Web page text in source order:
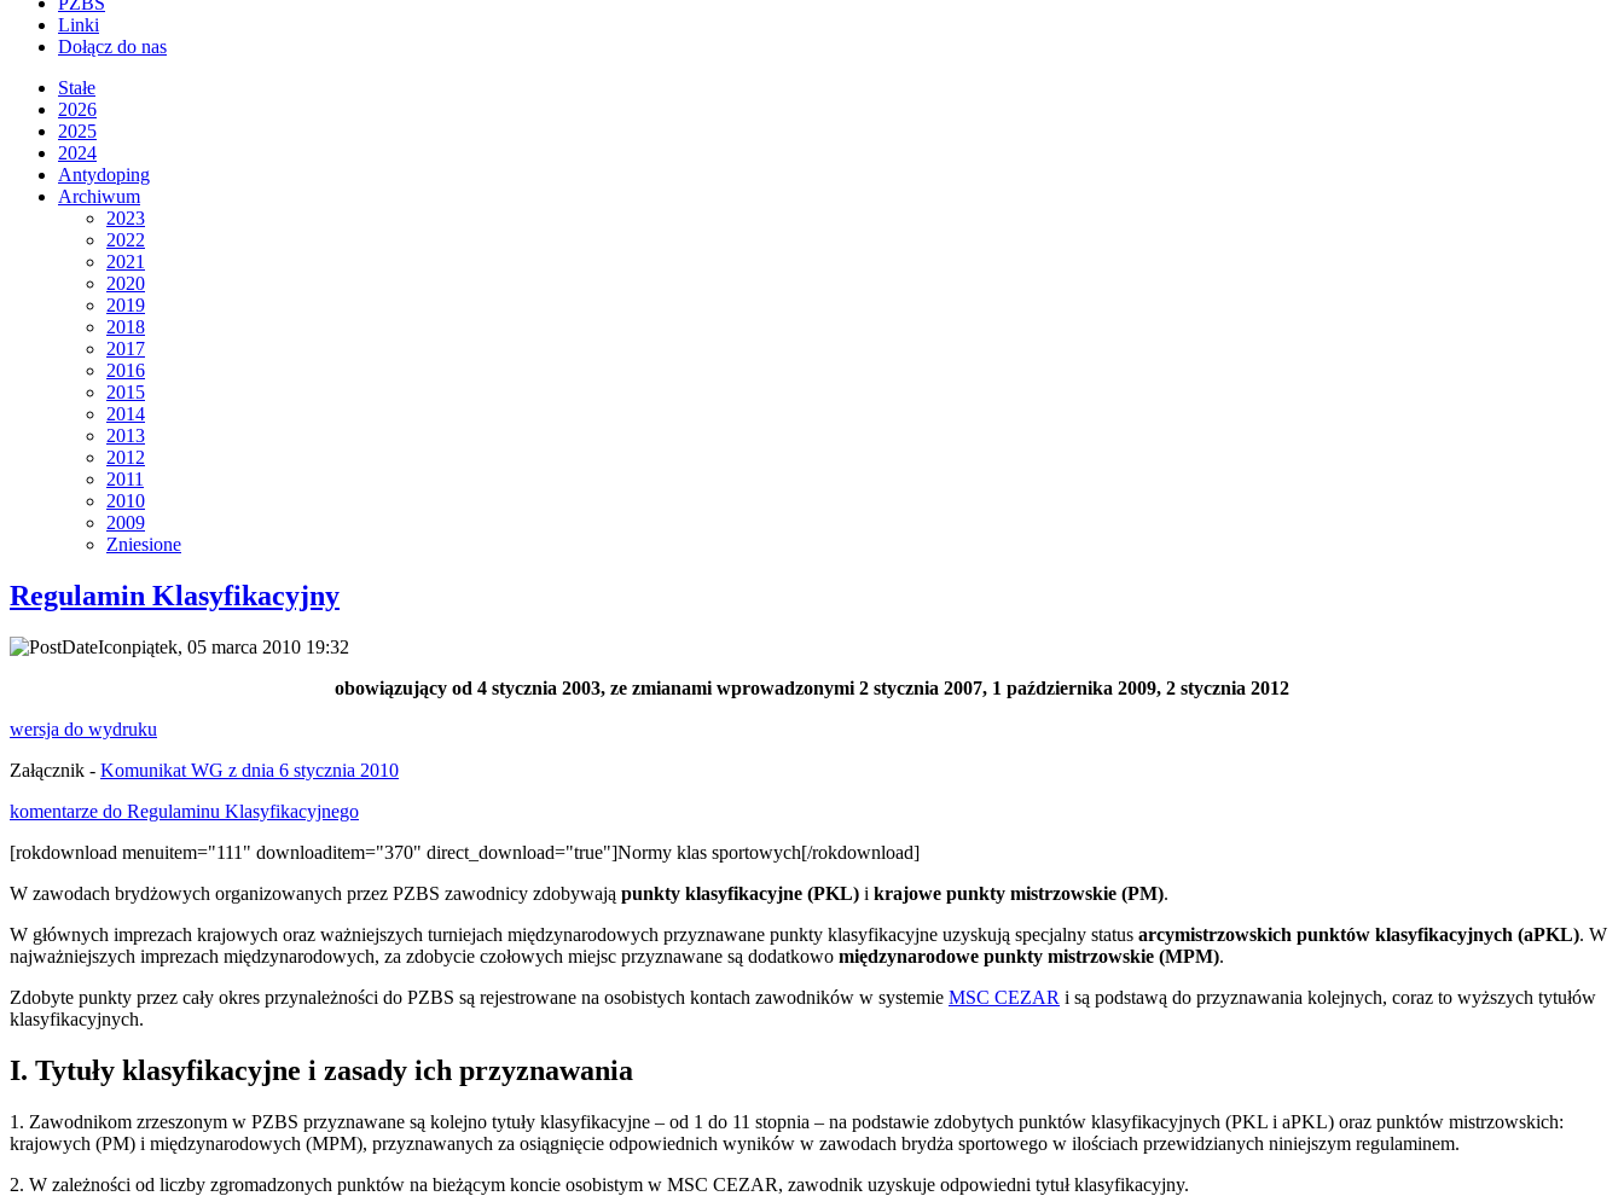
Linki
Dołącz do nas
Stałe
2026
2025
2024
Antydoping
Archiwum
2023
2022
2021
2020
2019
2018
2017
2016
2015
2014
2013
2012
2011
2010
2009
Zniesione
Regulamin Klasyfikacyjny
piątek, 05 marca 2010 19:32
obowiązujący od 4 stycznia 2003, ze zmianami wprowadzonymi 2 stycznia 2007, 1 października 2009, 2 stycznia 2012
wersja do wydruku
Załącznik - Komunikat WG z dnia 6 stycznia 2010
komentarze do Regulaminu Klasyfikacyjnego
[rokdownload menuitem="111" downloaditem="370" direct_download="true"]Normy klas sportowych[/rokdownload]
W zawodach brydżowych organizowanych przez PZBS zawodnicy zdobywają punkty klasyfikacyjne (PKL) i krajowe punkty mistrzowskie (PM).
W głównych imprezach krajowych oraz ważniejszych turniejach międzynarodowych przyznawane punkty klasyfikacyjne uzyskują specjalny status arcymistrzowskich punktów klasyfikacyjnych (aPKL). W
najważniejszych imprezach międzynarodowych, za zdobycie czołowych miejsc przyznawane są dodatkowo międzynarodowe punkty mistrzowskie (MPM).
Zdobyte punkty przez cały okres przynależności do PZBS są rejestrowane na osobistych kontach zawodników w systemie MSC CEZAR i są podstawą do przyznawania kolejnych, coraz to wyższych tytułów
klasyfikacyjnych.
I. Tytuły klasyfikacyjne i zasady ich przyznawania
1. Zawodnikom zrzeszonym w PZBS przyznawane są kolejno tytuły klasyfikacyjne – od 1 do 11 stopnia – na podstawie zdobytych punktów klasyfikacyjnych (PKL i aPKL) oraz punktów mistrzowskich:
krajowych (PM) i międzynarodowych (MPM), przyznawanych za osiągnięcie odpowiednich wyników w zawodach brydża sportowego w ilościach przewidzianych niniejszym regulaminem.
2. W zależności od liczby zgromadzonych punktów na bieżącym koncie osobistym w MSC CEZAR, zawodnik uzyskuje odpowiedni tytuł klasyfikacyjny.